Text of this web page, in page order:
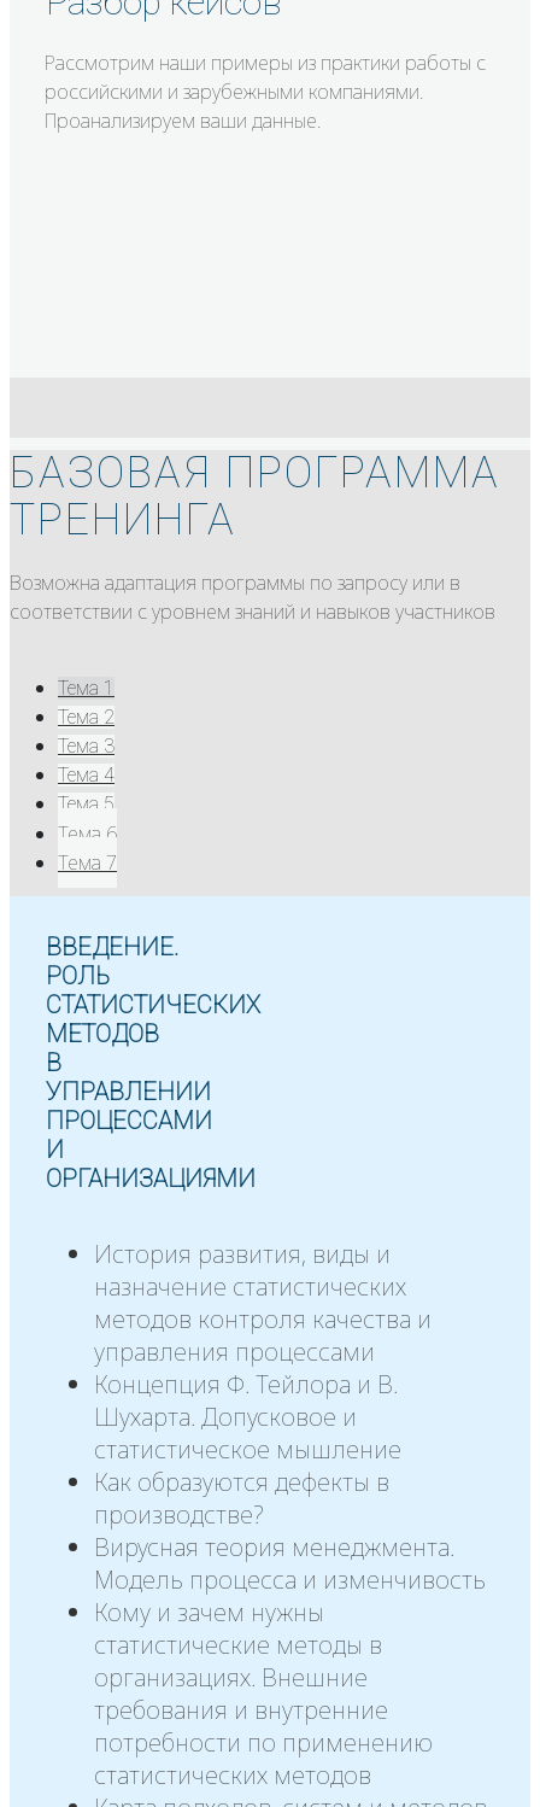
Рассмотрим наши примеры из практики работы с
российскими и зарубежными компаниями.
Проанализируем ваши данные.
БАЗОВАЯ ПРОГРАММА
ТРЕНИНГА
Возможна адаптация программы по запросу или в
соответствии с уровнем знаний и навыков участников
Тема 1
Тема 2
Тема 3
Тема 4
Тема 5
Тема 6
Тема 7
ВВЕДЕНИЕ.
РОЛЬ
СТАТИСТИЧЕСКИХ
МЕТОДОВ
В
УПРАВЛЕНИИ
ПРОЦЕССАМИ
И
ОРГАНИЗАЦИЯМИ
История развития, виды и
назначение статистических
методов контроля качества и
управления процессами
Концепция Ф. Тейлора и В.
Шухарта. Допусковое и
статистическое мышление
Как образуются дефекты в
производстве?
Вирусная теория менеджмента.
Модель процесса и изменчивость
Кому и зачем нужны
статистические методы в
организациях. Внешние
требования и внутренние
потребности по применению
статистических методов